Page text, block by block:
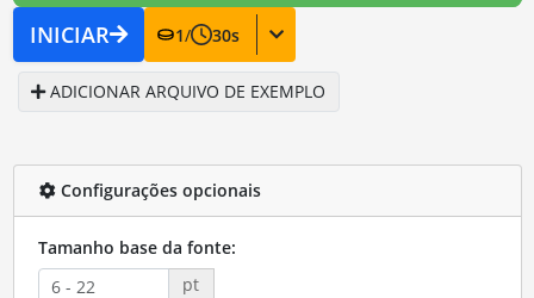
INICIAR 1/ 30s
ADICIONAR ARQUIVO DE EXEMPLO
Configurações opcionais
Tamanho base da fonte:
pt